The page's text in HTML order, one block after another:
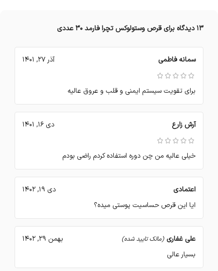
13 دیدگاه برای قرص وستولوکس تچرا فارمد 30 عددی
سمانه فاطمی آذر 27, 1401
برای تقویت سیستم ایمنی و قلب و عروق عالیه
آرش زارع دی 16, 1401
خیلی عالیه من چن دوره استفاده کردم راضی بودم
اعتمادی
دی 19, 1402
ایا این قرص حساسیت پوستی میده؟
علی غفاری (مالک تایید شده)
بهمن 29, 1402
بسیار عالی